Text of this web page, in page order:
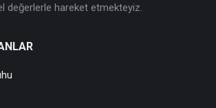
değerlerle hareket etmekteyiz.